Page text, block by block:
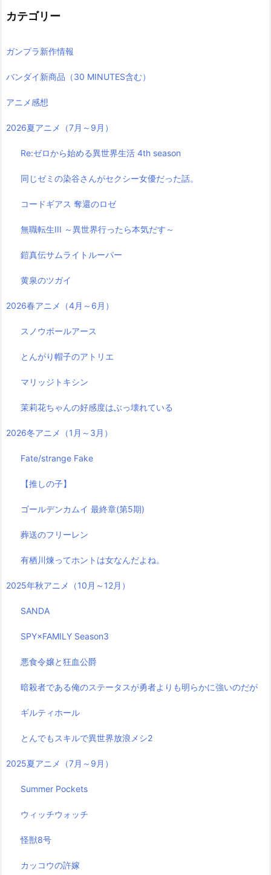
カテゴリー
ガンプラ新作情報
バンダイ新商品（30 MINUTES含む）
アニメ感想
2026夏アニメ（7月～9月）
Re:ゼロから始める異世界生活 4th season
同じゼミの染谷さんがセクシー女優だった話。
コードギアス 奪還のロゼ
無職転生III ～異世界行ったら本気だす～
鎧真伝サムライトルーパー
黄泉のツガイ
2026春アニメ（4月～6月）
スノウボールアース
とんがり帽子のアトリエ
マリッジトキシン
茉莉花ちゃんの好感度はぶっ壊れている
2026冬アニメ（1月～3月）
Fate/strange Fake
【推しの子】
ゴールデンカムイ 最終章(第5期)
葬送のフリーレン
有栖川煉ってホントは女なんだよね。
2025年秋アニメ（10月～12月）
SANDA
SPY×FAMILY Season3
悪食令嬢と狂血公爵
暗殺者である俺のステータスが勇者よりも明らかに強いのだが
ギルティホール
とんでもスキルで異世界放浪メシ2
2025夏アニメ（7月～9月）
Summer Pockets
ウィッチウォッチ
怪獣8号
カッコウの許嫁